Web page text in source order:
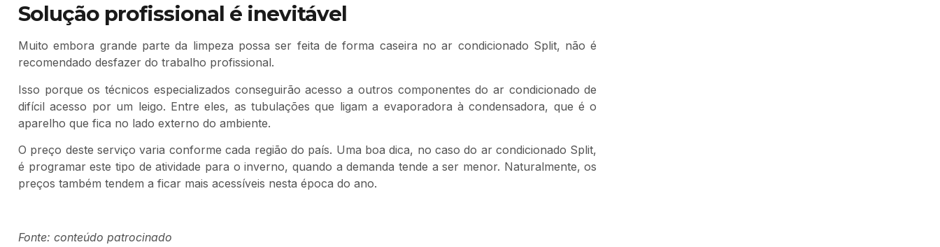
Solução profissional é inevitável
Muito embora grande parte da limpeza possa ser feita de forma caseira no ar condicionado Split, não é
recomendado desfazer do trabalho profissional.
Isso porque os técnicos especializados conseguirão acesso a outros componentes do ar condicionado de
difícil acesso por um leigo. Entre eles, as tubulações que ligam a evaporadora à condensadora, que é o
aparelho que fica no lado externo do ambiente.
O preço deste serviço varia conforme cada região do país. Uma boa dica, no caso do ar condicionado Split,
é programar este tipo de atividade para o inverno, quando a demanda tende a ser menor. Naturalmente, os
preços também tendem a ficar mais acessíveis nesta época do ano.
Fonte: conteúdo patrocinado